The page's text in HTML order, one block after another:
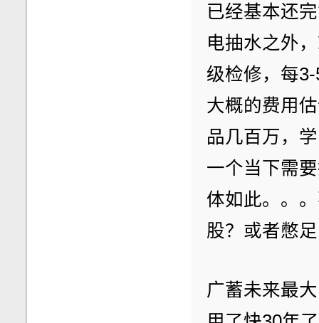
已经基本还
电抽水之外
级检修，每
大概的费用
品几百万，
一个当下需
体如此。。
股？或者憋
广蓄未来最